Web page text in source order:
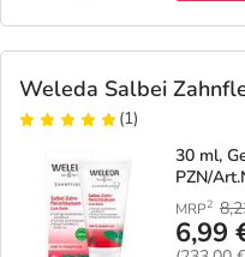
Weleda Salbei
(1)
30 ml,
PZN/
MRP2
6,99